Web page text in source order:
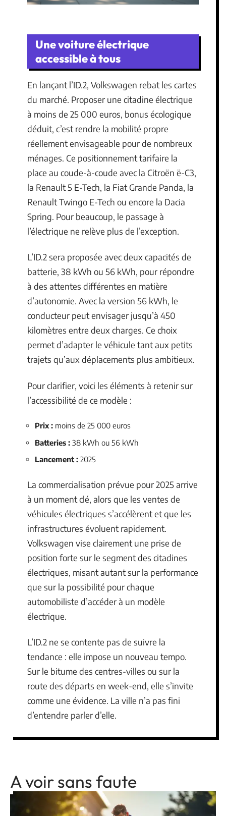
Une voiture électrique
accessible à tous
En lançant l’ID.2, Volkswagen rebat les cartes
du marché. Proposer une citadine électrique
à moins de 25 000 euros, bonus écologique
déduit, c’est rendre la mobilité propre
réellement envisageable pour de nombreux
ménages. Ce positionnement tarifaire la
place au coude-à-coude avec la Citroën ë-C3,
la Renault 5 E-Tech, la Fiat Grande Panda, la
Renault Twingo E-Tech ou encore la Dacia
Spring. Pour beaucoup, le passage à
l’électrique ne relève plus de l’exception.
L’ID.2 sera proposée avec deux capacités de
batterie, 38 kWh ou 56 kWh, pour répondre
à des attentes différentes en matière
d’autonomie. Avec la version 56 kWh, le
conducteur peut envisager jusqu’à 450
kilomètres entre deux charges. Ce choix
permet d’adapter le véhicule tant aux petits
trajets qu’aux déplacements plus ambitieux.
Pour clarifier, voici les éléments à retenir sur
l’accessibilité de ce modèle :
Prix : moins de 25 000 euros
Batteries : 38 kWh ou 56 kWh
Lancement : 2025
La commercialisation prévue pour 2025 arrive
à un moment clé, alors que les ventes de
véhicules électriques s’accélèrent et que les
infrastructures évoluent rapidement.
Volkswagen vise clairement une prise de
position forte sur le segment des citadines
électriques, misant autant sur la performance
que sur la possibilité pour chaque
automobiliste d’accéder à un modèle
électrique.
L’ID.2 ne se contente pas de suivre la
tendance : elle impose un nouveau tempo.
Sur le bitume des centres-villes ou sur la
route des départs en week-end, elle s’invite
comme une évidence. La ville n’a pas fini
d’entendre parler d’elle.
A voir sans faute